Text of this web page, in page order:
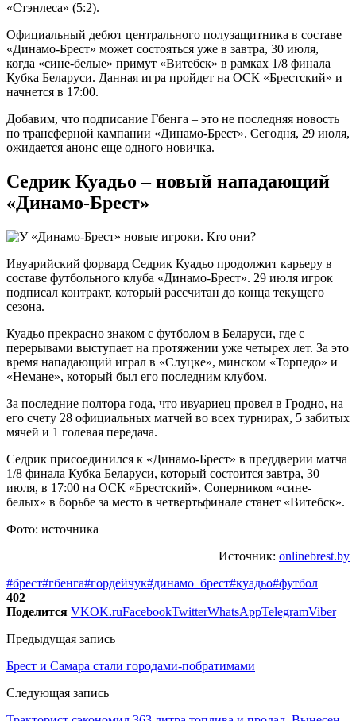
«Стэнлеса» (5:2).
Официальный дебют центрального полузащитника в составе
«Динамо-Брест» может состояться уже в завтра, 30 июля,
когда «сине-белые» примут «Витебск» в рамках 1/8 финала
Кубка Беларуси. Данная игра пройдет на ОСК «Брестский» и
начнется в 17:00.
Добавим, что подписание Гбенга – это не последняя новость
по трансферной кампании «Динамо-Брест». Сегодня, 29 июля,
ожидается анонс еще одного новичка.
Седрик Куадьо – новый нападающий
«Динамо-Брест»
Ивуарийский форвард Седрик Куадьо продолжит карьеру в
составе футбольного клуба «Динамо-Брест». 29 июля игрок
подписал контракт, который рассчитан до конца текущего
сезона.
Куадьо прекрасно знаком с футболом в Беларуси, где с
перерывами выступает на протяжении уже четырех лет. За это
время нападающий играл в «Слуцке», минском «Торпедо» и
«Немане», который был его последним клубом.
За последние полтора года, что ивуариец провел в Гродно, на
его счету 28 официальных матчей во всех турнирах, 5 забитых
мячей и 1 голевая передача.
Седрик присоединился к «Динамо-Брест» в преддверии матча
1/8 финала Кубка Беларуси, который состоится завтра, 30
июля, в 17:00 на ОСК «Брестский». Соперником «сине-
белых» в борьбе за место в четвертьфинале станет «Витебск».
Фото: источника
Источник: onlinebrest.by
#брест#гбенга#гордейчук#динамо_брест#куадьо#футбол
402
Поделится VKOK.ruFacebookTwitterWhatsAppTelegramViber
Предыдущая запись
Брест и Самара стали городами-побратимами
Следующая запись